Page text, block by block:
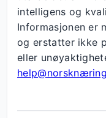
intelligens og
Informasjonen er
og erstatter ikke
eller